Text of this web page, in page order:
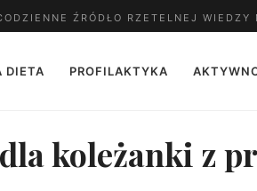
ŹRÓDŁO RZETELNEJ WIEDZY
DIETA PROFILAKTYKA
koleżanki z